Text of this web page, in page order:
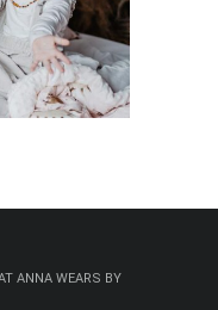
ANNA WEARS BY